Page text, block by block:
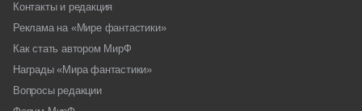
Контакты и редакция
Реклама на «Мире фантастики»
Как стать автором МирФ
Награды «Мира фантастики»
Вопросы редакции